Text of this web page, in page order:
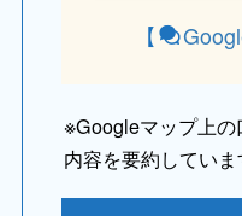
【
※Googleマップ上
内容を要約していま